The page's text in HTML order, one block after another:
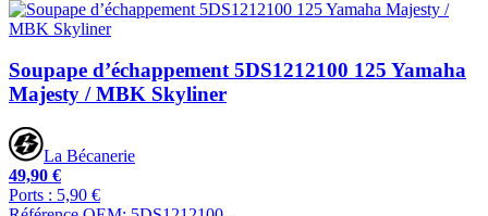
Soupape d’échappement 5DS1212100 125 Yamaha
Majesty / MBK Skyliner
La Bécanerie
49,90 €
Ports : 5,90 €